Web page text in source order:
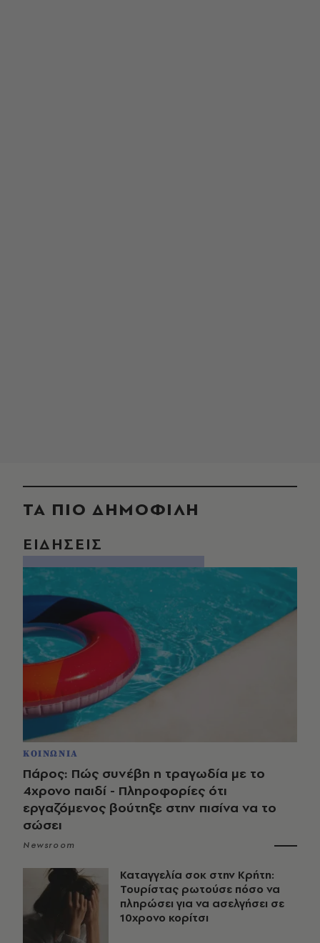
ΤΑ ΠΙΟ ΔΗΜΟΦΙΛΗ
ΕΙΔΗΣΕΙΣ
ΚΟΙΝΩΝΙΑ
Πάρος: Πώς συνέβη η τραγωδία με το
4χρονο παιδί - Πληροφορίες ότι
εργαζόμενος βούτηξε στην πισίνα να το
σώσει
Newsroom
Καταγγελία σοκ στην Κρήτη:
Τουρίστας ρωτούσε πόσο να
πληρώσει για να ασελγήσει σε
10χρονο κορίτσι